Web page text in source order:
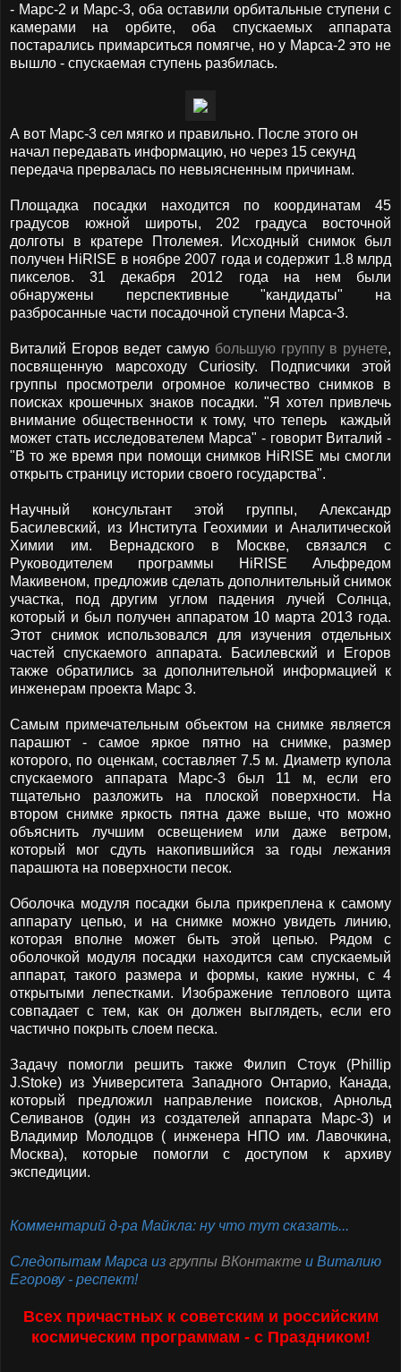
- Марс-2 и Марс-3, оба оставили орбитальные ступени с
камерами на орбите, оба спускаемых аппарата
постарались примарситься помягче, но у Марса-2 это не
вышло - спускаемая ступень разбилась.
А вот Марс-3 сел мягко и правильно. После этого он
начал передавать информацию, но через 15 секунд
передача прервалась по невыясненным причинам.
Площадка посадки находится по координатам 45
градусов южной широты, 202 градуса восточной
долготы в кратере Птолемея. Исходный снимок был
получен HiRISE в ноябре 2007 года и содержит 1.8 млрд
пикселов. 31 декабря 2012 года на нем были
обнаружены перспективные "кандидаты" на
разбросанные части посадочной ступени Марса-3.
Виталий Егоров ведет самую большую группу в рунете,
посвященную марсоходу Curiosity. Подписчики этой
группы просмотрели огромное количество снимков в
поисках крошечных знаков посадки. "Я хотел привлечь
внимание общественности к тому, что теперь каждый
может стать исследователем Марса" - говорит Виталий -
"В то же время при помощи снимков HiRISE мы смогли
открыть страницу истории своего государства".
Научный консультант этой группы, Александр
Басилевский, из Института Геохимии и Аналитической
Химии им. Вернадского в Москве, связался с
Руководителем программы HiRISE Альфредом
Макивеном, предложив сделать дополнительный снимок
участка, под другим углом падения лучей Солнца,
который и был получен аппаратом 10 марта 2013 года.
Этот снимок использовался для изучения отдельных
частей спускаемого аппарата. Басилевский и Егоров
также обратились за дополнительной информацией к
инженерам проекта Марс 3.
Самым примечательным объектом на снимке является
парашют - самое яркое пятно на снимке, размер
которого, по оценкам, составляет 7.5 м. Диаметр купола
спускаемого аппарата Марс-3 был 11 м, если его
тщательно разложить на плоской поверхности. На
втором снимке яркость пятна даже выше, что можно
объяснить лучшим освещением или даже ветром,
который мог сдуть накопившийся за годы лежания
парашюта на поверхности песок.
Оболочка модуля посадки была прикреплена к самому
аппарату цепью, и на снимке можно увидеть линию,
которая вполне может быть этой цепью. Рядом с
оболочкой модуля посадки находится сам спускаемый
аппарат, такого размера и формы, какие нужны, с 4
открытыми лепестками. Изображение теплового щита
совпадает с тем, как он должен выглядеть, если его
частично покрыть слоем песка.
Задачу помогли решить также Филип Стоук (Phillip
J.Stoke) из Университета Западного Онтарио, Канада,
который предложил направление поисков, Арнольд
Селиванов (один из создателей аппарата Марс-3) и
Владимир Молодцов ( инженера НПО им. Лавочкина,
Москва), которые помогли с доступом к архиву
экспедиции.
Комментарий д-ра Майкла: ну что тут сказать...
Следопытам Марса из группы ВКонтакте и Виталию
Егорову - респект!
Всехпричастныхк советским и российским
космическим программам - с Праздником!